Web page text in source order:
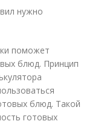
нужно
поможет
блюд. Принцип
блюд. Такой
готовых